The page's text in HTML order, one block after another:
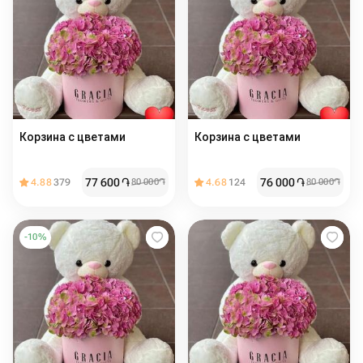
Корзина с цветами
4.88379 77 600֏80 000֏
Корзина с цветами
4.68 124 76 000֏80 000֏
-10%